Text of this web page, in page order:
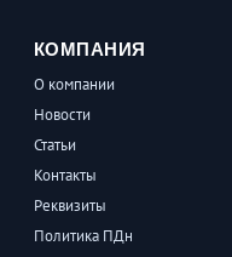
КОМПАНИЯ
О компании
Новости
Статьи
Контакты
Реквизиты
Политика ПДн